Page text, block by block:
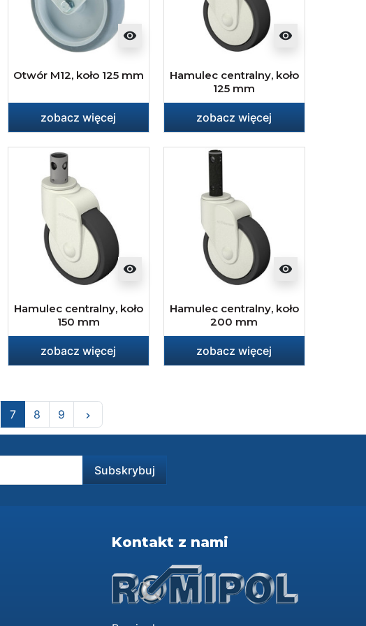
visibility
Otwór M12, koło 125 mm
zobacz więcej
visibility
Hamulec centralny, koło
125 mm
zobacz więcej
visibility
Hamulec centralny, koło
150 mm
zobacz więcej
visibility
Hamulec centralny, koło
200 mm
zobacz więcej
7 8 9 keyboard_arrow_right
Kontakt z nami